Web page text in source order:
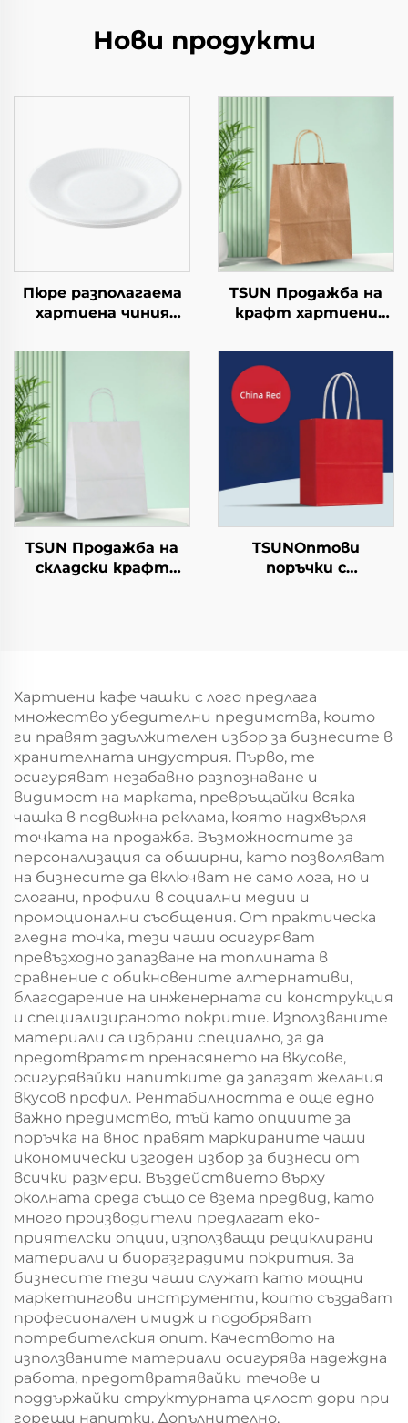
Нови продукти
Пюре разполагаема
хартиена чиния
хартия за салата,
сандвич, хляб,
сладолед, шоколад,
бисквити, храна за
домашни любимци и
TSUN Продажба на
крафт хартиени
логотип за упаковка
на храна за Нова
година/Коледа с
екранна печат
TSUN Продажба на
складски крафт
TSUNОптови
поръчки с
Нова година/
Кристемас,
пластмасова
упаковка за
хранителни
продукти и
занаятчии
Хартиени кафе чашки с лого предлага
множество убедителни предимства, които
ги правят задължителен избор за бизнесите в
хранителната индустрия. Първо, те
осигуряват незабавно разпознаване и
видимост на марката, превръщайки всяка
чашка в подвижна реклама, която надхвърля
точката на продажба. Възможностите за
персонализация са обширни, като позволяват
на бизнесите да включват не само лога, но и
слогани, профили в социални медии и
промоционални съобщения. От практическа
гледна точка, тези чаши осигуряват
превъзходно запазване на топлината в
сравнение с обикновените алтернативи,
благодарение на инженерната си конструкция
и специализираното покритие. Използваните
материали са избрани специално, за да
предотвратят пренасянето на вкусове,
осигурявайки напитките да запазят желания
вкусов профил. Рентабилността е още едно
важно предимство, тъй като опциите за
поръчка на внос правят маркираните чаши
икономически изгоден избор за бизнеси от
всички размери. Въздействието върху
околната среда също се взема предвид, като
много производители предлагат еко-
приятелски опции, използващи рециклирани
материали и биоразградими покрития. За
бизнесите тези чаши служат като мощни
маркетингови инструменти, които създават
професионален имидж и подобряват
потребителския опит. Качеството на
използваните материали осигурява надеждна
работа, предотвратявайки течове и
поддържайки структурната цялост дори при
горещи напитки. Допълнително,